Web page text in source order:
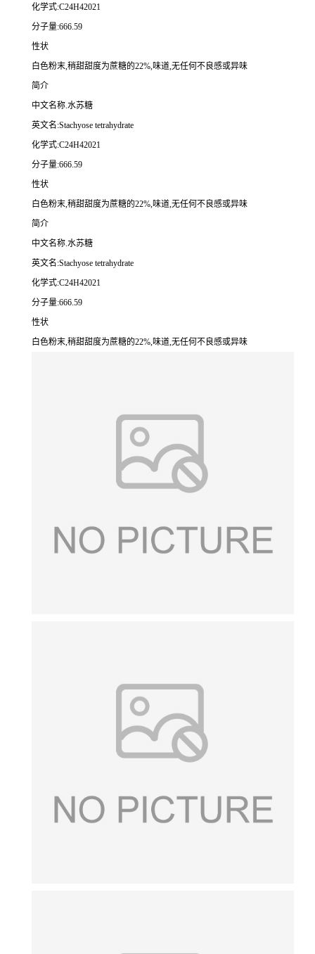
化学式:C24H42021
分子量:666.59
性状
白色粉末,稍甜甜度为蔗糖的22%,味道,无任何不良感或异味
简介
中文名称.水苏糖
英文名:Stachyose tetrahydrate
化学式:C24H42021
分子量:666.59
性状
白色粉末,稍甜甜度为蔗糖的22%,味道,无任何不良感或异味
简介
中文名称.水苏糖
英文名:Stachyose tetrahydrate
化学式:C24H42021
分子量:666.59
性状
白色粉末,稍甜甜度为蔗糖的22%,味道,无任何不良感或异味